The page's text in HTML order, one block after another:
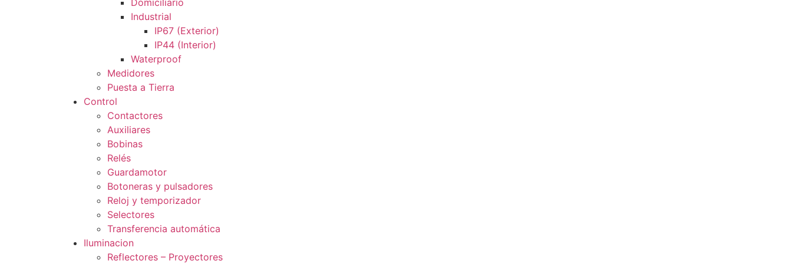
Domiciliario
Industrial
IP67 (Exterior)
IP44 (Interior)
Waterproof
Medidores
Puesta a Tierra
Control
Contactores
Auxiliares
Bobinas
Relés
Guardamotor
Botoneras y pulsadores
Reloj y temporizador
Selectores
Transferencia automática
Iluminacion
Reflectores – Proyectores